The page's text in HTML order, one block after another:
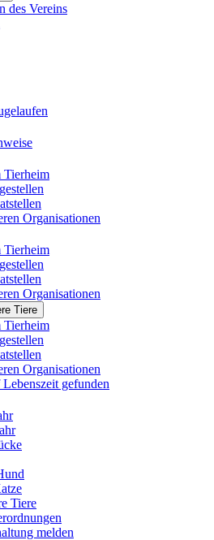
des Vereins
Tierheim
Organisationen
Tierheim
Organisationen
Tiere
Tierheim
Organisationen
gefunden
Tiere
melden